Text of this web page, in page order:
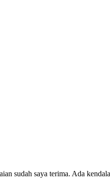
sudah saya terima. Ada